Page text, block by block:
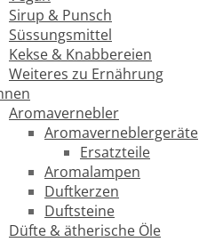
Sirup & Punsch
Süssungsmittel
Kekse & Knabbereien
Weiteres zu Ernährung
Aromavernebler
Aromaverneblergeräte
Ersatzteile
Aromalampen
Duftkerzen
Duftsteine
Düfte & ätherische Öle